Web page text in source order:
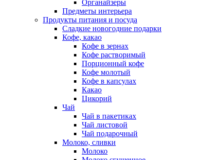
Органайзеры
Предметы интерьера
Продукты питания и посуда
Сладкие новогодние подарки
Кофе, какао
Кофе в зернах
Кофе растворимый
Порционный кофе
Кофе молотый
Кофе в капсулах
Какао
Цикорий
Чай
Чай в пакетиках
Чай листовой
Чай подарочный
Молоко, сливки
Молоко